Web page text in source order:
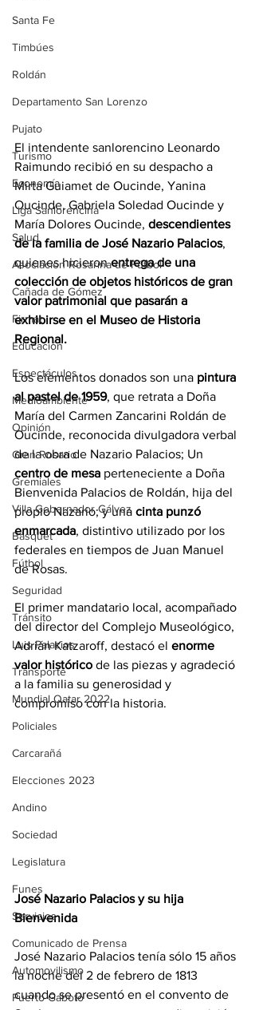
Santa Fe
Timbúes
Roldán
Departamento San Lorenzo
Pujato
Turismo
Economía
Liga Sanlorencina
Salud
Asociación Rosarina de Fútbol
Cañada de Gómez
Firmat
Educación
Espectáculos
Medioambiente
Opinión
Gran Rosario
Gremiales
Villa Gobernador Gálvez
Básquet
Fútbol
Seguridad
Tránsito
Luis Palacios
Transporte
Mundial Qatar 2022
Policiales
Carcarañá
Elecciones 2023
Andino
Sociedad
Legislatura
Funes
Servicios
Comunicado de Prensa
Automovilismo
Puerto Gaboto
El intendente sanlorencino Leonardo
Raimundo recibió en su despacho a
Mirta Guiamet de Oucinde, Yanina
Oucinde, Gabriela Soledad Oucinde y
María Dolores Oucinde, descendientes
de la familia de José Nazario Palacios,
quienes hicieron entrega de una
colección de objetos históricos de gran
valor patrimonial que pasarán a
exhibirse en el Museo de Historia
Regional.
Los elementos donados son una pintura
al pastel de 1959, que retrata a Doña
María del Carmen Zancarini Roldán de
Oucinde, reconocida divulgadora verbal
de la obra de Nazario Palacios; Un
centro de mesa perteneciente a Doña
Bienvenida Palacios de Roldán, hija del
propio Nazario; y una cinta punzó
enmarcada, distintivo utilizado por los
federales en tiempos de Juan Manuel
de Rosas.
El primer mandatario local, acompañado
del director del Complejo Museológico,
Adrián Katzaroff, destacó el enorme
valor histórico de las piezas y agradeció
a la familia su generosidad y
compromiso con la historia.
José Nazario Palacios y su hija
Bienvenida
José Nazario Palacios tenía sólo 15 años
la noche del 2 de febrero de 1813
cuando se presentó en el convento de